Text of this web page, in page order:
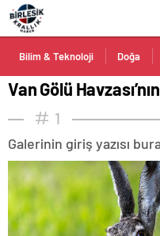
Bilim & Teknoloji Doğa
Van Gölü
1
Galerinin giriş yazısı